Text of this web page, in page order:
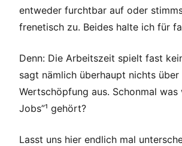
entweder furchtbar auf oder
frenetisch zu. Beides halte ich für
Denn: Die Arbeitszeit spielt fast
sagt nämlich überhaupt nichts über
Wertschöpfung aus. Schonmal was
Jobs”¹ gehört?
Lasst uns hier endlich mal